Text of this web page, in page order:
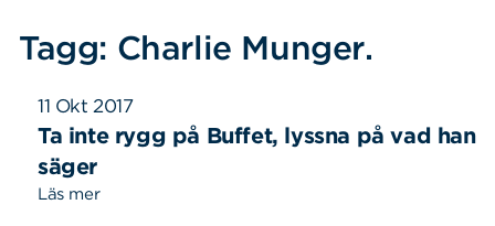
Tagg: Charlie Munger.
11 Okt 2017
Ta inte rygg på Buffet, lyssna på vad han
säger
Läs mer